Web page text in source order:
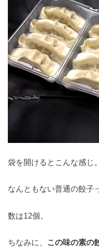
袋を開けるとこんな感じ。
なんともない普通の餃子
数は12個。
ちなみに、 この味の素の